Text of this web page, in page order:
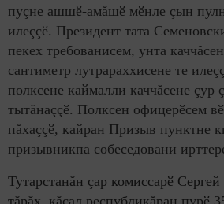
пуçне ашшӗ-амăшӗ мӗнле çын
илеççӗ. Президент тата
пекех требованисем, унта
сантиметр лутрараххисене те
полксене каймалли каччăсене çур
тытăнаççӗ. Полксен офицерӗсем
пăхаççӗ, кайран Призыв пунктне
призывникпа собеседовани
Тутарстанăн çар комиссарӗ